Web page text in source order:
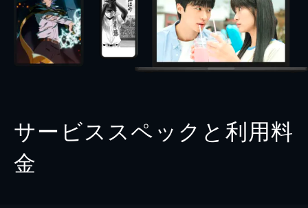
サービススペックと利用料
金